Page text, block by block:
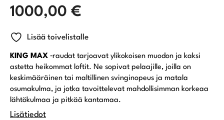
1000,00 €
Lisää toivelistalle
KING MAX ‑raudat tarjoavat ylikokoisen muodon ja kaksi
astetta heikommat loftit. Ne sopivat pelaajille, joilla on
keskimääräinen tai maltillinen svinginopeus ja matala
osumakulma, ja jotka tavoittelevat mahdollisimman korkeaa
lähtökulmaa ja pitkää kantamaa.
Lisätiedot